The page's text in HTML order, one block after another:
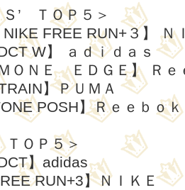
’ ＴＯＰ５＞
FREE RUN+３】 Ｎ
W】 ａｄｉｄａｓ
ＯＮＥ ＥＤＧＥ】 Ｒｅ
】ＰＵＭＡ
POSH】Ｒｅｅｂｏｋ
ＯＰ５＞
】adidas
RUN+3】ＮＩＫＥ